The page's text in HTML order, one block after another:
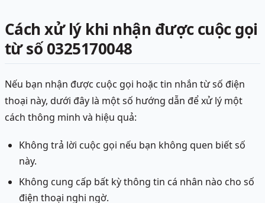
Cách xử lý khi nhận được cuộc gọi
từ số 0325170048
Nếu bạn nhận được cuộc gọi hoặc tin nhắn từ số điện
thoại này, dưới đây là một số hướng dẫn để xử lý một
cách thông minh và hiệu quả:
Không trả lời cuộc gọi nếu bạn không quen biết số
này.
Không cung cấp bất kỳ thông tin cá nhân nào cho số
điện thoại nghi ngờ.